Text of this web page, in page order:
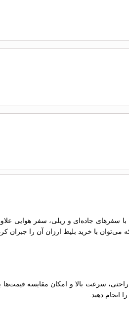
با سفرهای جاده‌ای و ریلی، سفر هوایی
با خرید بلیط ارزان آن را جبران
سرعت بالا و امکان مقایسه قیمت‌ها به
انجام دهید: